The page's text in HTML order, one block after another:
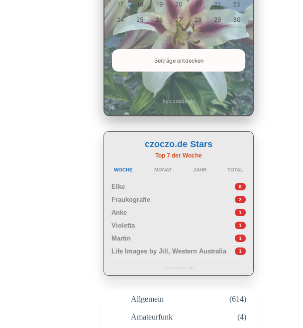
17 18 19 20 21 22 23
24 25 26 27 28 29 30
31
Beiträge entdecken
by czoczo.de
czoczo.de Stars
Top 7 der Woche
WOCHE MONAT JAHR TOTAL
Elke 6
Fraukografie 2
Anke 1
Violetta 1
Martin 1
Life Images by Jill, Western Australia 1
by czoczo.de
Allgemein (614)
Amateurfunk (4)